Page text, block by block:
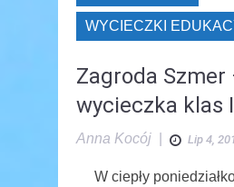
WYCIECZKI
Zagroda Szmer
wycieczka klas
Anna Kocój Lip 4,
W ciepły